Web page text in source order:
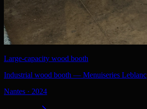
Large-capacity wood booth
Industrial wood booth — Menuiseries Leblanc
Nantes · 2024